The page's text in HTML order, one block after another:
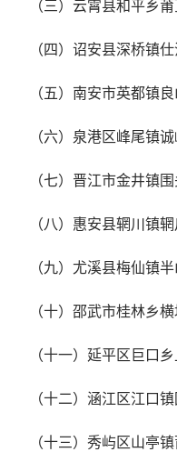
（三）云霄县和平乡
（四）诏安县深桥镇
（五）南安市英都镇
（六）泉港区峰尾镇
（七）晋江市金井镇
（八）惠安县辋川镇
（九）尤溪县梅仙镇
（十）邵武市桂林乡
（十一）延平区巨口
（十二）涵江区江口
（十三）秀屿区山亭